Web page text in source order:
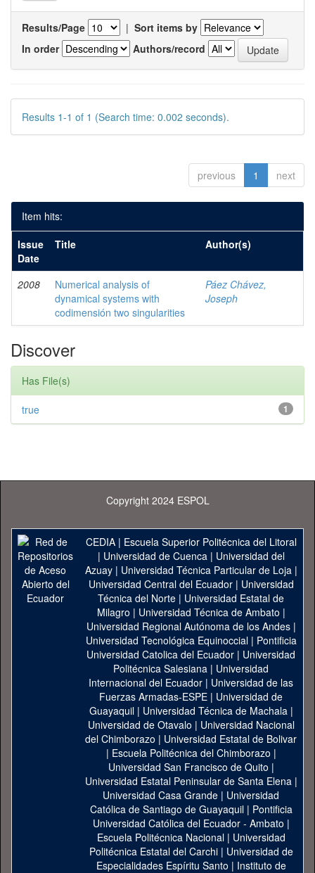
Results/Page | Sort items by
In order
Authors/record
Results 1-1 of 1 (Search time: 0.002 seconds).
previous 1 next
Item hits:
Issue
Date
Title Author(s)
2008
Numerical analysis of
dynamical systems with
codimensión two singularities
Páez Chávez,
Joseph
Discover
Has File(s)
1
true
Copyright 2024 ESPOL
CEDIA| Escuela Superior Politécnica del Litoral
| Universidad de Cuenca| Universidad del
Azuay| Universidad Técnica Particular de Loja|
Universidad Central del Ecuador| Universidad
Técnica del Norte | Universidad Estatal de
Milagro | Universidad Técnica de Ambato |
Universidad Regional Autónoma de los Andes|
Universidad Tecnológica Equinoccial| Pontificia
Universidad Catolica del Ecuador | Universidad
Politécnica Salesiana | Universidad
Internacional del Ecuador | Universidad de las
Fuerzas Armadas-ESPE | Universidad de
Guayaquil| Universidad Técnica de Machala|
Universidad de Otavalo | Universidad Nacional
del Chimborazo | Universidad Estatal de Bolivar
| Escuela Politécnica del Chimborazo |
Universidad San Francisco de Quito |
Universidad Estatal Peninsular de Santa Elena|
Universidad Casa Grande | Universidad
Católica de Santiago de Guayaquil| Pontificia
Universidad Católica del Ecuador - Ambato |
Escuela Politécnica Nacional| Universidad
Politécnica Estatal del Carchi| Universidad de
Especialidades Espíritu Santo | Instituto de